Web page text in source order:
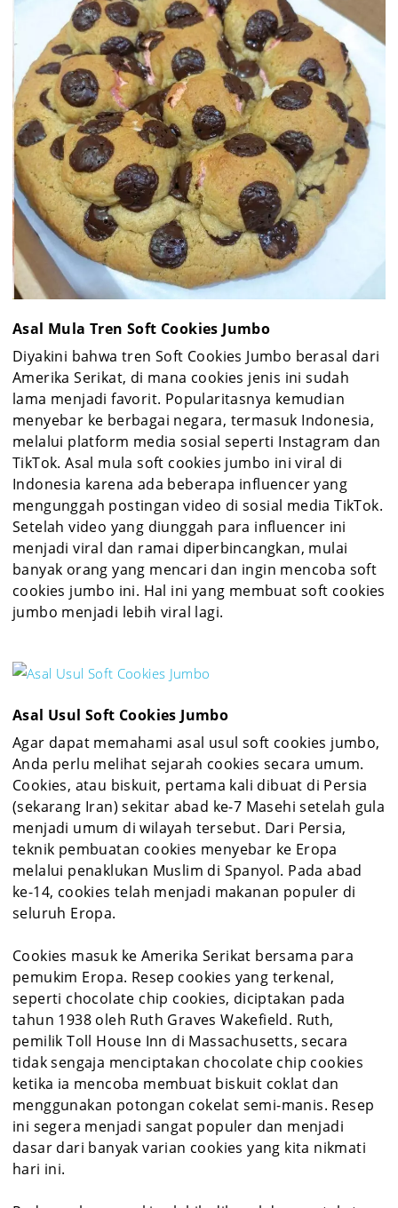
Asal Mula Tren Soft Cookies Jumbo
Diyakini bahwa tren Soft Cookies Jumbo berasal dari
Amerika Serikat, di mana cookies jenis ini sudah
lama menjadi favorit. Popularitasnya kemudian
menyebar ke berbagai negara, termasuk Indonesia,
melalui platform media sosial seperti Instagram dan
TikTok. Asal mula soft cookies jumbo ini viral di
Indonesia karena ada beberapa influencer yang
mengunggah postingan video di sosial media TikTok.
Setelah video yang diunggah para influencer ini
menjadi viral dan ramai diperbincangkan, mulai
banyak orang yang mencari dan ingin mencoba soft
cookies jumbo ini. Hal ini yang membuat soft cookies
jumbo menjadi lebih viral lagi.
Asal Usul Soft Cookies Jumbo
Agar dapat memahami asal usul soft cookies jumbo,
Anda perlu melihat sejarah cookies secara umum.
Cookies, atau biskuit, pertama kali dibuat di Persia
(sekarang Iran) sekitar abad ke-7 Masehi setelah gula
menjadi umum di wilayah tersebut. Dari Persia,
teknik pembuatan cookies menyebar ke Eropa
melalui penaklukan Muslim di Spanyol. Pada abad
ke-14, cookies telah menjadi makanan populer di
seluruh Eropa.
Cookies masuk ke Amerika Serikat bersama para
pemukim Eropa. Resep cookies yang terkenal,
seperti chocolate chip cookies, diciptakan pada
tahun 1938 oleh Ruth Graves Wakefield. Ruth,
pemilik Toll House Inn di Massachusetts, secara
tidak sengaja menciptakan chocolate chip cookies
ketika ia mencoba membuat biskuit coklat dan
menggunakan potongan cokelat semi-manis. Resep
ini segera menjadi sangat populer dan menjadi
dasar dari banyak varian cookies yang kita nikmati
hari ini.